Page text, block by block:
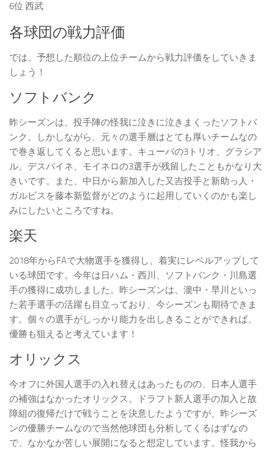
6位 西武
各球団の戦力評価
では、予想した順位の上位チームから戦力評価をしていきま
しょう！
ソフトバンク
昨シーズンは、投手陣の怪我に泣きに泣きまくったソフトバ
ンク。しかしながら、元々の選手層はとても厚いチームなの
で巻き返してくると思います。キューバの3トリオ、グラシア
ル、デスパイネ、モイネロの3選手が残留したこともかなり大
きいです。また、中日から新加入した又吉投手と新助っ人・
ガルビスを藤本新監督がどのように起用していくのかも楽し
みにしたいところですね。
楽天
2018年からFAで大物選手を獲得し、着実にレベルアップして
いる球団です。今年は日ハム・西川、ソフトバンク・川島選
手の獲得に成功しました。昨シーズンは、瀧中・早川といっ
た若手選手の活躍も目立っており、今シーズンも期待できま
す。個々の選手がしっかり能力を出しきることができれば、
優勝も狙えると考えています！
オリックス
今オフに外国人選手の入れ替えはあったものの、日本人選手
の補強はなかったオリックス。ドラフト新人選手の加入と故
障組の復帰だけで戦うことを決意したようですが、昨シーズ
ンの優勝チームなので当然他球団も分析してくるはずなの
で、なかなか苦しい展開になると想定しています。怪我から